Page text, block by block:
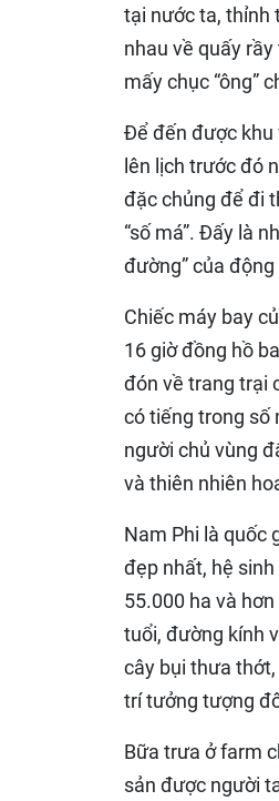
tại nước ta, thỉnh
nhau về quấy
mấy chục “ông”
Để đến được khu
lên lịch trước đó
đặc chủng để đi
“số má”. Đấy là
đường” của
Chiếc máy bay
16 giờ đồng hồ
đón về trang trại
có tiếng trong số
người chủ vùng
và thiên nhiên
Nam Phi là quốc
đẹp nhất, hệ
55.000 ha và
tuổi, đường kính
cây bụi thưa
trí tưởng tượng
Bữa trưa ở farm
sản được người